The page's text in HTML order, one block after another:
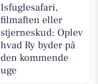
Isfuglesafari,
filmaften eller
stjerneskud: Oplev
hvad Ry byder på
den kommende
uge